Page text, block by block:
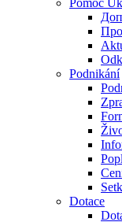
Pomoc
Podnikání
Dotace